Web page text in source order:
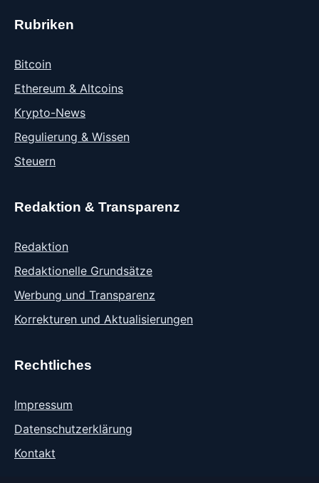
Rubriken
Bitcoin
Ethereum & Altcoins
Krypto-News
Regulierung & Wissen
Steuern
Redaktion & Transparenz
Redaktion
Redaktionelle Grundsätze
Werbung und Transparenz
Korrekturen und Aktualisierungen
Rechtliches
Impressum
Datenschutzerklärung
Kontakt